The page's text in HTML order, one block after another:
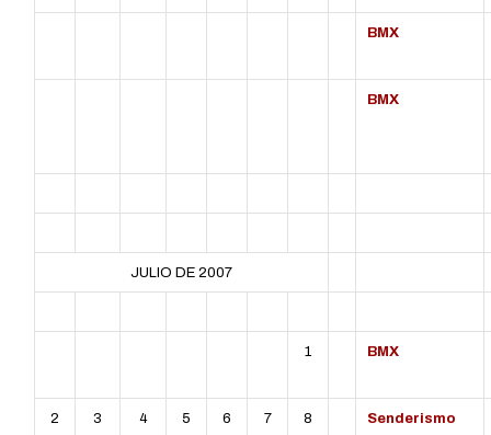
BMX
BMX
JULIO DE 2007
1 BMX
2 3 4 5 6 7 8 Senderismo